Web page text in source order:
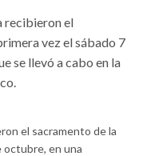
recibieron el
vez el sábado 7
se llevó a cabo en la
el sacramento de la
octubre, en una